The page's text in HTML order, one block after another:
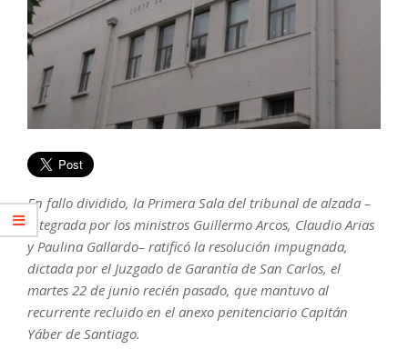
En fallo dividido, la Primera Sala del tribunal de alzada –
integrada por los ministros Guillermo Arcos, Claudio Arias
y Paulina Gallardo– ratificó la resolución impugnada,
dictada por el Juzgado de Garantía de San Carlos, el
martes 22 de junio recién pasado, que mantuvo al
recurrente recluido en el anexo penitenciario Capitán
Yáber de Santiago.